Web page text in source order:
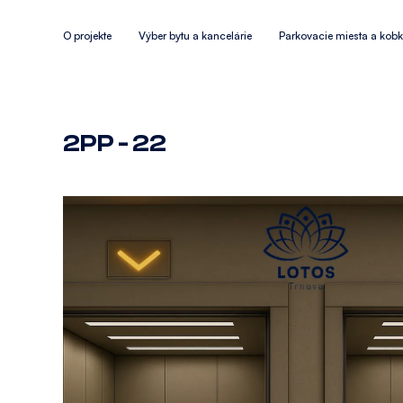
O projekte Výber bytu a kancelárie Parkovacie miesta a
2PP - 22